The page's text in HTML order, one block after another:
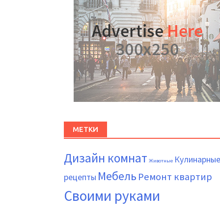
МЕТКИ
Дизайн комнат Животные Кулинарные
рецепты Мебель Ремонт квартир
Своими руками